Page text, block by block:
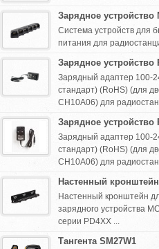
Зарядное устройство
Система устройств для
питания для
Зарядное устройство
Зарядный адаптер 100-
стандарт) (RoHS) (для
CH10A06) для
Зарядное устройство
Зарядный адаптер 100-
стандарт) (RoHS) (для
CH10A06) для
Настенный
Настенный кронштейн
зарядного устройства
серии PD4XX ...
Тангента SM27W1